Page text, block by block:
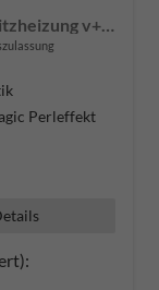
Perleffekt